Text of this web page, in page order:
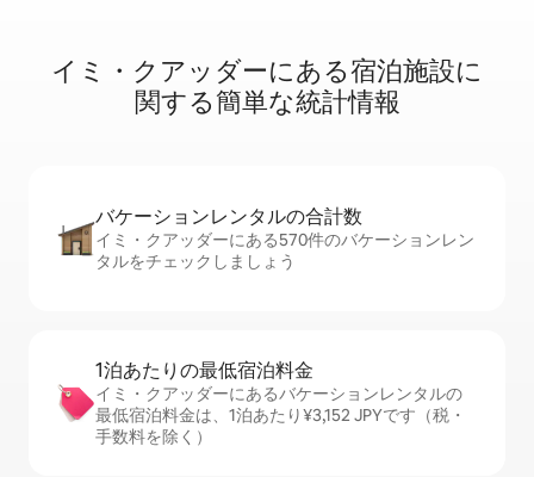
イミ・クアッダーに⁠あ⁠る宿⁠泊⁠施⁠設⁠に
関⁠す⁠る簡⁠単⁠な統⁠計⁠情⁠報
バケーションレ⁠ン⁠タ⁠ル⁠の合⁠計⁠数
イミ・クアッダーにある570件のバケーションレン
タルをチェックしましょう
1泊あたりの最⁠低⁠宿⁠泊⁠料⁠金
イミ・クアッダーにあるバケーションレンタルの
最低宿泊料金は、1泊あたり¥3,152 JPYです（税・
手数料を除く）